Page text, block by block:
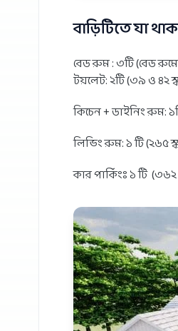
বাড়িটিতে যা
বেড রুম : ৩টি (বেড
টয়লেট: ২টি (৩৯ ও ৪২
কিচেন + ডাইনিং রুম:
লিভিং রুম: ১ টি (২৬৫
কার পার্কিংঃ ১ টি